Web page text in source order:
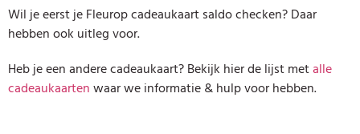
Wil je eerst je Fleurop cadeaukaart saldo checken? Daar
hebben ook uitleg voor.
Heb je een andere cadeaukaart? Bekijk hier de lijst metalle
cadeaukaartenwaar we informatie & hulp voor hebben.